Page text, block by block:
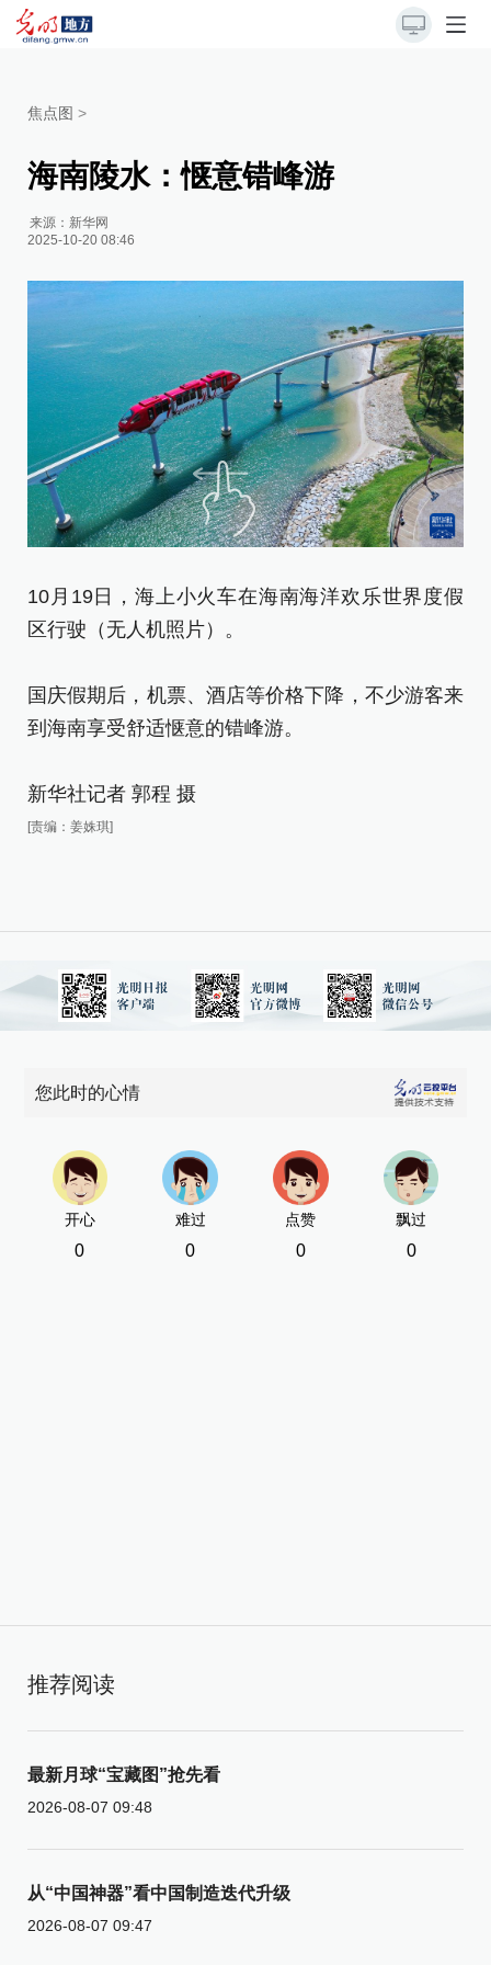
焦点图 >
海南陵水：惬意错峰游
来源： 新华网
2025-10-20 08:46
10月19日，海上小火车在海南海洋欢乐世界度假
区行驶（无人机照片）。
国庆假期后，机票、酒店等价格下降，不少游客来
到海南享受舒适惬意的错峰游。
新华社记者 郭程 摄
[责编：姜姝琪]
您此时的心情
开心
0
难过
0
点赞
0
飘过
0
推荐阅读
最新月球“宝藏图”抢先看
2026-08-07 09:48
从“中国神器”看中国制造迭代升级
2026-08-07 09:47